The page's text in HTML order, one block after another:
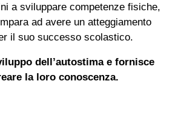
a sviluppare competenze fisiche,
ad avere un atteggiamento
il suo successo scolastico.
dell’autostima e fornisce
la loro conoscenza.